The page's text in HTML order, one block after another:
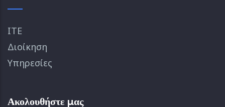
ΙΤΕ
Διοίκηση
Υπηρεσίες
Ακολουθήστε μας